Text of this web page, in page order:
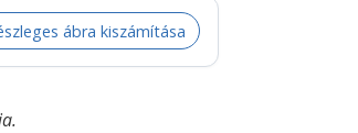
ábra kiszámítása